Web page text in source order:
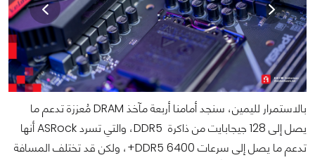
بالاستمرار لليمين، سنجد أمامنا أربعة مآخذ DRAM مُعززة تدعم ما
يصل إلى 128 جيجابايت من ذاكرة DDR5، والتي تسرد ASRock أنها
تدعم ما يصل إلى سرعات DDR5 6400+، ولكن قد تختلف المسافة